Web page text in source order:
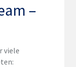
–
viele